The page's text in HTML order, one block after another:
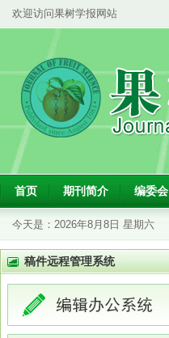
欢迎访问果树学报网站
首页 期刊简介 编委会
今天是： 2026年8月8日 星期六
稿件远程管理系统